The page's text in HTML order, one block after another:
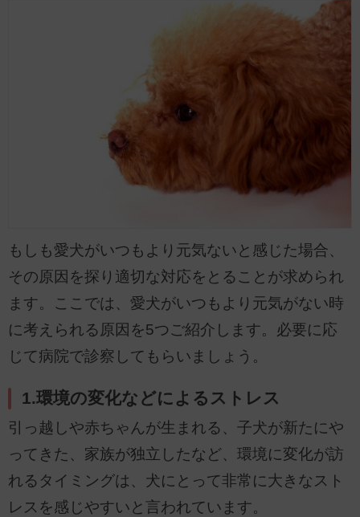
もしも愛犬がいつもより元気ないと感じた場合、
その原因を探り適切な対応をとることが求められ
ます。ここでは、愛犬がいつもより元気がない時
に考えられる原因を5つご紹介します。必要に応
じて病院で診察してもらいましょう。
1.環境の変化などによるストレス
引っ越しや赤ちゃんが生まれる、子犬が新たにや
ってきた、家族が独立したなど、環境に変化が訪
れるタイミングは、犬にとって非常に大きなスト
レスを感じやすいと言われています。